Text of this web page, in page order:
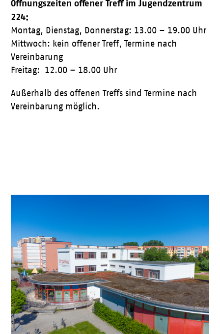
Öffnungszeiten offener Treff im Jugendzentrum
224:
Montag, Dienstag, Donnerstag: 13.00 – 19.00 Uhr
Mittwoch: kein offener Treff, Termine nach
Vereinbarung
Freitag: 12.00 – 18.00 Uhr
Außerhalb des offenen Treffs sind Termine nach
Vereinbarung möglich.